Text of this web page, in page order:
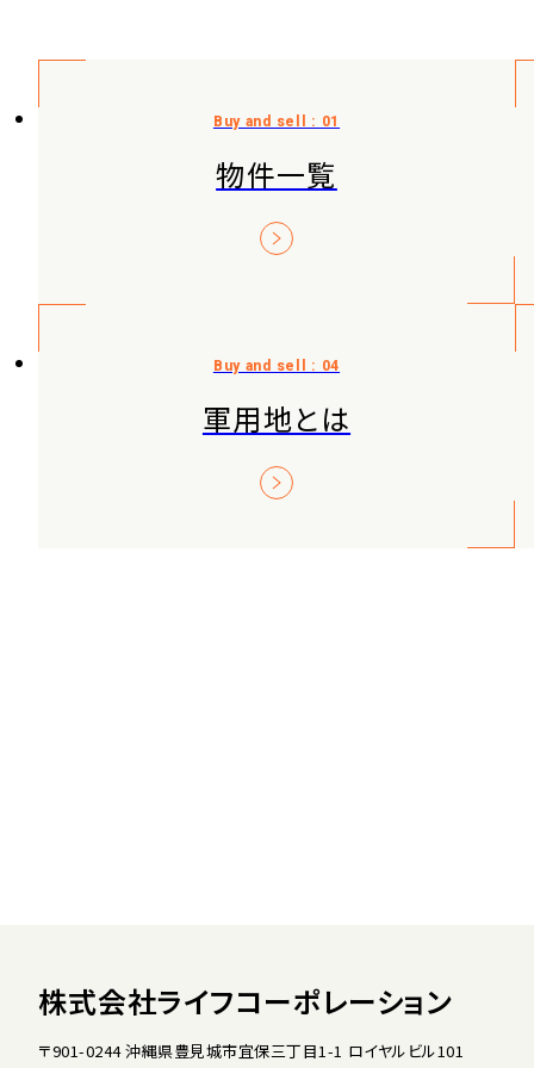
物件一覧
軍用地とは
株式会社ライフコーポレーション
〒901-0244 沖縄県豊見城市宜保三丁目1-1 ロイヤルビル101